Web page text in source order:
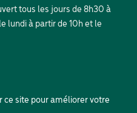
ce site pour améliorer votre
tous les jours de 8h30 à
lundi à partir de 10h et le